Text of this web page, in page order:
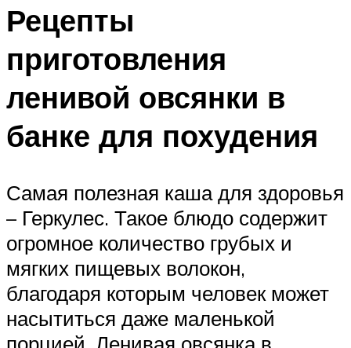
Рецепты
приготовления
ленивой овсянки в
банке для похудения
Самая полезная каша для здоровья
– Геркулес. Такое блюдо содержит
огромное количество грубых и
мягких пищевых волокон,
благодаря которым человек может
насытиться даже маленькой